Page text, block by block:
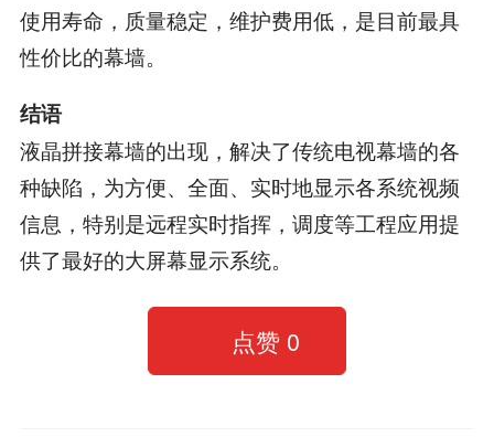
使用寿命，质量稳定，维护费用低，是目前最具
性价比的幕墙。
结语
液晶拼接幕墙的出现，解决了传统电视幕墙的各
种缺陷，为方便、全面、实时地显示各系统视频
信息，特别是远程实时指挥，调度等工程应用提
供了最好的大屏幕显示系统。
点赞 0